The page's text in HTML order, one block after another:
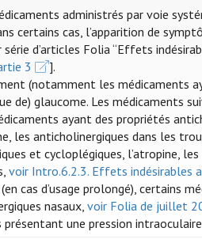
administrés par voie
certains cas, l’apparition de
d’articles Folia “Effets
3
].
(notamment les médicaments
de) glaucome. Les médicaments
ayant des propriétés
les anticholinergiques dans les
et cycloplégiques, l’atropine,
voir Intro.6.2.3. Effets indésirables
cas d’usage prolongé), certains
nasaux,voir Folia de juillet
présentant une pression